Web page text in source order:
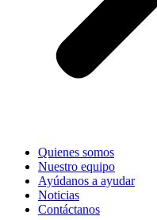
Quienes somos
Nuestro equipo
Ayúdanos a ayudar
Noticias
Contáctanos